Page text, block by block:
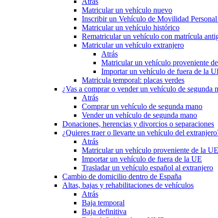
Matricular un vehículo nuevo
Inscribir un Vehículo de Movilidad
Matricular un vehículo histórico
Rematricular un vehículo con matrícula
Matricular un vehículo extranjero
Atrás
Matricular un vehículo proveniente
Importar un vehículo de fuera de la
Matricula temporal: placas verdes
¿Vas a comprar o vender un vehículo de segunda
Atrás
Comprar un vehículo de segunda mano
Vender un vehículo de segunda mano
Donaciones, herencias y divorcios o separaciones
¿Quieres traer o llevarte un vehículo del
Atrás
Matricular un vehículo proveniente de la UE
Importar un vehículo de fuera de la UE
Trasladar un vehículo español al extranjero
Cambio de domicilio dentro de España
Altas, bajas y rehabilitaciones de vehículos
Atrás
Baja temporal
Baja definitiva